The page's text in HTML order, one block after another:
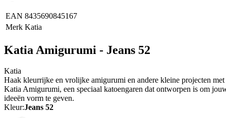
EAN 8435690845167
Merk Katia
Katia Amigurumi - Jeans 52
Katia
Haak kleurrijke en vrolijke amigurumi en andere kleine projecten met
Katia Amigurumi, een speciaal katoengaren dat ontworpen is om
ideeën vorm te geven.
Kleur:Jeans 52